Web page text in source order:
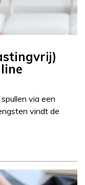
via een
vindt de